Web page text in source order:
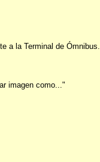
a la Terminal de Ómnibus.
imagen como..."